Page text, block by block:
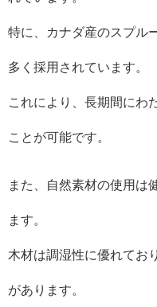
特に、カナダ産のスプル
多く採用されています。
これにより、長期間にわ
ことが可能です。
また、自然素材の使用は
ます。
木材は調湿性に優れてお
があります。